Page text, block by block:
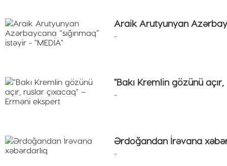
Araik Arutyunyan
"Bakı Kremlin gözünü
Ərdoğandan İrəvana